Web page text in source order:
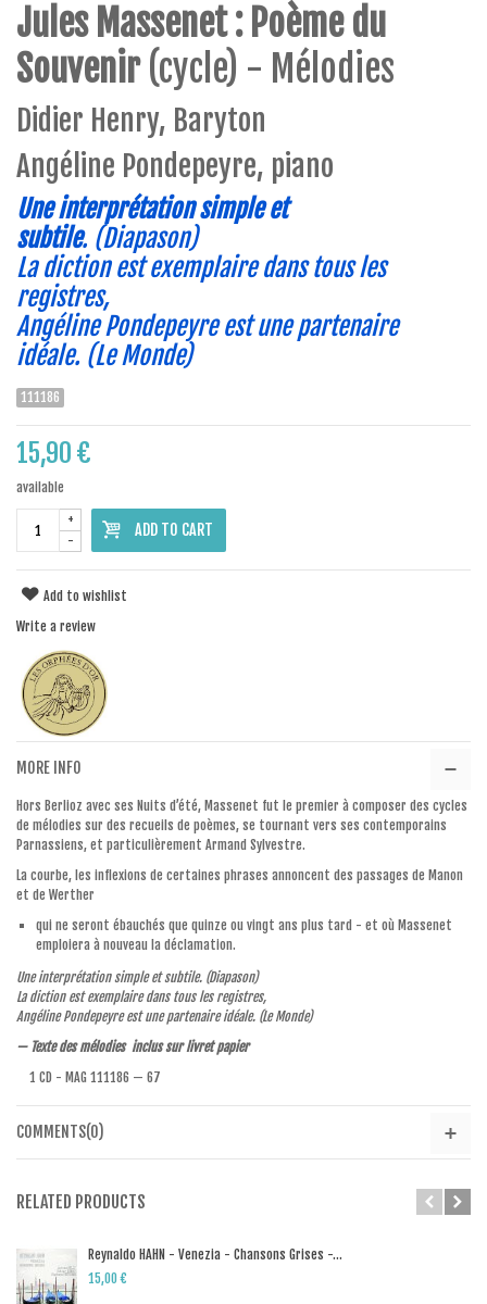
Jules Massenet : Poème du
Souvenir(cycle) - Mélodies
Didier Henry, Baryton
Angéline Pondepeyre, piano
Une interprétation simple et
subtile. (Diapason)
La diction est exemplaire dans tous les
registres,
Angéline Pondepeyre est une partenaire
idéale. (Le Monde)
111186
15,90 €
available
-
+
ADD TO CART
Add to wishlist
Write a review
MORE INFO
Hors Berlioz avec ses Nuits d’été, Massenet fut le premier à composer des cycles
de mélodies sur des recueils de poèmes, se tournant vers ses contemporains
Parnassiens, et particulièrement Armand Sylvestre.
La courbe, les inflexions de certaines phrases annoncent des passages de Manon
et de Werther
qui ne seront ébauchés que quinze ou vingt ans plus tard - et où Massenet
emploiera à nouveau la déclamation.
Une interprétation simple et subtile. (Diapason)
La diction est exemplaire dans tous les registres,
Angéline Pondepeyre est une partenaire idéale. (Le Monde)
— Texte des mélodies inclus sur livret papier
1 CD - MAG 111186 — 67
COMMENTS(0)
RELATED PRODUCTS
Reynaldo HAHN - Venezia - Chansons Grises -...
15,00 €